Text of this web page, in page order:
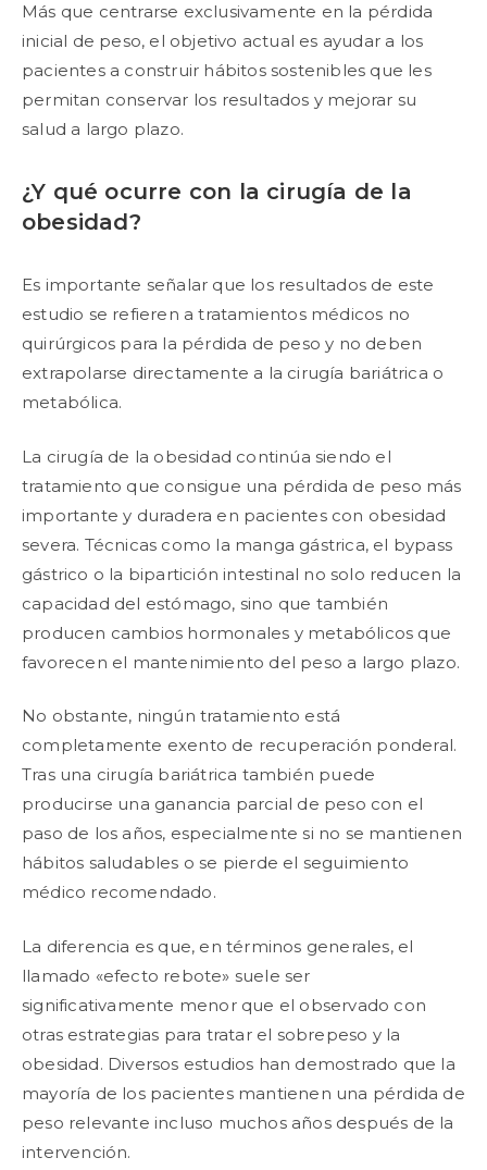
Más que centrarse exclusivamente en la pérdida
inicial de peso, el objetivo actual es ayudar a los
pacientes a construir hábitos sostenibles que les
permitan conservar los resultados y mejorar su
salud a largo plazo.
¿Y qué ocurre con la cirugía de la
obesidad?
Es importante señalar que los resultados de este
estudio se refieren a tratamientos médicos no
quirúrgicos para la pérdida de peso y no deben
extrapolarse directamente a la cirugía bariátrica o
metabólica.
La cirugía de la obesidad continúa siendo el
tratamiento que consigue una pérdida de peso más
importante y duradera en pacientes con obesidad
severa. Técnicas como la manga gástrica, el bypass
gástrico o la bipartición intestinal no solo reducen la
capacidad del estómago, sino que también
producen cambios hormonales y metabólicos que
favorecen el mantenimiento del peso a largo plazo.
No obstante, ningún tratamiento está
completamente exento de recuperación ponderal.
Tras una cirugía bariátrica también puede
producirse una ganancia parcial de peso con el
paso de los años, especialmente si no se mantienen
hábitos saludables o se pierde el seguimiento
médico recomendado.
La diferencia es que, en términos generales, el
llamado «efecto rebote» suele ser
significativamente menor que el observado con
otras estrategias para tratar el sobrepeso y la
obesidad. Diversos estudios han demostrado que la
mayoría de los pacientes mantienen una pérdida de
peso relevante incluso muchos años después de la
intervención.